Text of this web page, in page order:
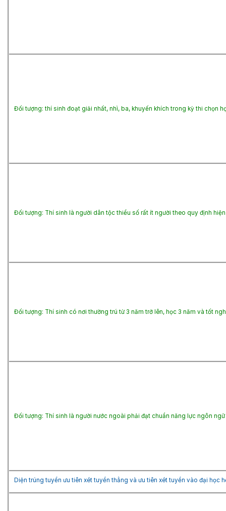
Đối tượng: thí sinh đoạt giải nhất, nhì, ba, khuyến khích trong kỳ thi chọn
Đối tượng: Thí sinh là người dân tộc thiểu số rất ít người theo quy định
Đối tượng: Thí sinh có nơi thường trú từ 3 năm trở lên, học 3 năm và tốt
Đối tượng: Thí sinh là người nước ngoài phải đạt chuẩn năng lực ngôn
Diện trúng tuyển ưu tiên xét tuyển thẳng và ưu tiên xét tuyển vào đại học